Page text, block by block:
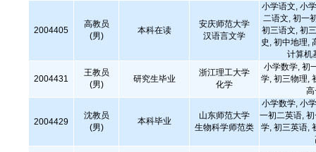
2004405
高教员
(男)
本科在读
安庆师范大学
汉语言文学
小学语文, 小
二语文, 初一
初三语文, 初
史, 初中地理,
计算机
2004431
王教员
(男)
研究生毕业
浙江理工大学
化学
小学数学, 初
学, 初三物理,
2004429
沈教员
(男)
本科毕业
山东师范大学
生物科学师范类
小学数学, 小
一初二英语,
学, 初三英语,